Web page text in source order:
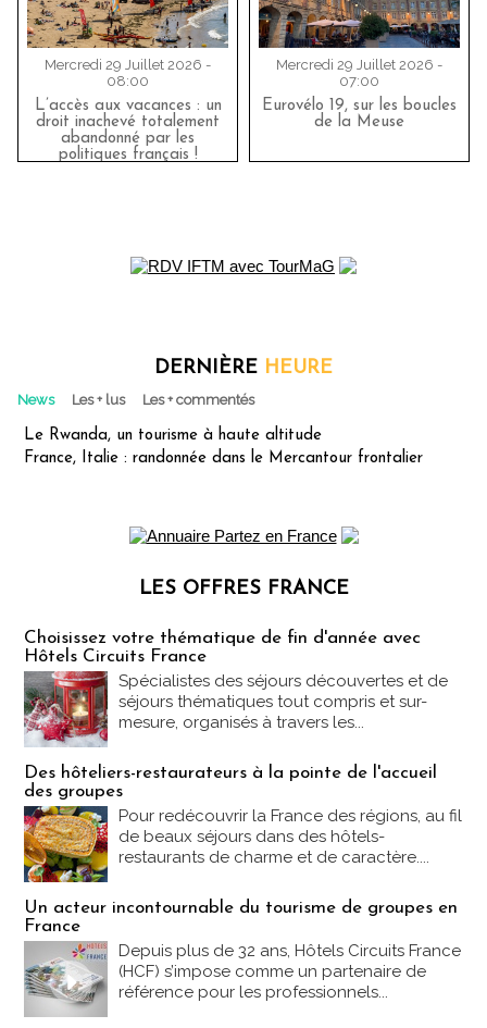
Mercredi 29 Juillet 2026 -
08:00
L’accès aux vacances : un
droit inachevé totalement
abandonné par les
politiques français !
Mercredi 29 Juillet 2026 -
07:00
Eurovélo 19, sur les boucles
de la Meuse
DERNIÈRE HEURE
News Les + lus Les + commentés
Le Rwanda, un tourisme à haute altitude
France, Italie : randonnée dans le Mercantour frontalier
LES OFFRES FRANCE
Choisissez votre thématique de fin d'année avec
Hôtels Circuits France
Spécialistes des séjours découvertes et de
séjours thématiques tout compris et sur-
mesure, organisés à travers les...
Des hôteliers-restaurateurs à la pointe de l'accueil
des groupes
Pour redécouvrir la France des régions, au fil
de beaux séjours dans des hôtels-
restaurants de charme et de caractère....
Un acteur incontournable du tourisme de groupes en
France
Depuis plus de 32 ans, Hôtels Circuits France
(HCF) s’impose comme un partenaire de
référence pour les professionnels...